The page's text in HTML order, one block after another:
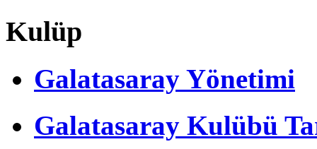
Kulüp
Galatasaray Yönetimi
Galatasaray Kulübü